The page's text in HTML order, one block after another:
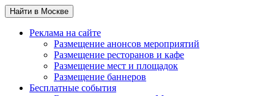
Найти в Москве
Реклама на сайте
Размещение анонсов мероприятий
Размещение ресторанов и кафе
Размещение мест и площадок
Размещение баннеров
Бесплатные события